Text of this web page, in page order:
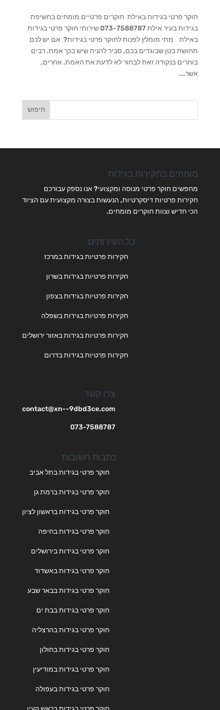
חוקר פרטי בגידות באילת חוקרים פרטיים מומחים בחשיפת
בגידות בעיר אילת 073-7588787 שירותי חוקר פרטי בגידות
באילת מתי מומלץ לפנות לחוקר פרטי בגידות? אם יש לכם
תחושת בטן שבוגדים בכם, סביר להניח שיש בכך אמת. רבים
בוחרים בנקודה זאת לבחור לא לדעת את האמת. אחרים,
אשר...
מומחים בחקירות בגידות
מחפשים חוקר פרטי מנוסה ומקצועי? אנו נספק עבורכם
חקירות פרטיות דיסקרטיות, הנעשות בצורה מקצועית עם הציוד
הכי חדיש וצוות חוקרים מומחים.
כל השירותים
חקירות פרטיות בגידות במרכז
חקירות פרטיות בגידות בשרון
חקירות פרטיות בגידות בצפון
חקירות פרטיות בגידות בשפלה
חקירות פרטיות בגידות באזור ירושלים
חקירות פרטיות בגידות בדרום
צרו קשר
contact@xn--9dbd3ce.com
073-7588787
כתבות חשובות
חוקר פרטי בגידות בתל אביב
חוקר פרטי בגידות ברמת גן
חוקר פרטי בגידות בראשון לציון
חוקר פרטי בגידות בחיפה
חוקר פרטי בגידות בירושלים
חוקר פרטי בגידות באשדוד
חוקר פרטי בגידות בבאר שבע
חוקר פרטי בגידות בבת ים
חוקר פרטי בגידות בהרצליה
חוקר פרטי בגידות בחולון
חוקר פרטי בגידות במודיעין
חוקר פרטי בגידות בעפולה